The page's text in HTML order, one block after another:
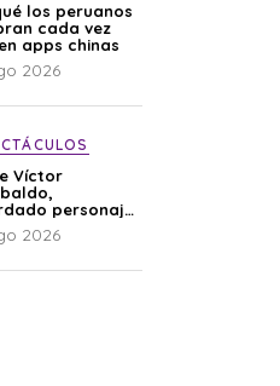
los peruanos
cada vez
apps chinas
2026
Víctor
personaje
farándula y
de Shirley
2026